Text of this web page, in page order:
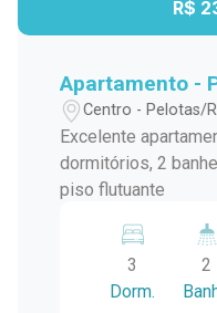
R$
Apartamento -
Centro - Pelotas/
Excelente
dormitórios, 2 banheiros, janelas
piso flutuante
3
Dorm.
2